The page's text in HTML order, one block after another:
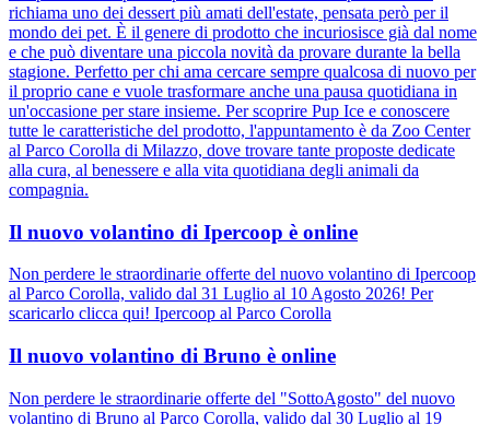
richiama uno dei dessert più amati dell'estate, pensata però per il
mondo dei pet. È il genere di prodotto che incuriosisce già dal nome
e che può diventare una piccola novità da provare durante la bella
stagione. Perfetto per chi ama cercare sempre qualcosa di nuovo per
il proprio cane e vuole trasformare anche una pausa quotidiana in
un'occasione per stare insieme. Per scoprire Pup Ice e conoscere
tutte le caratteristiche del prodotto, l'appuntamento è da Zoo Center
al Parco Corolla di Milazzo, dove trovare tante proposte dedicate
alla cura, al benessere e alla vita quotidiana degli animali da
compagnia.
Il nuovo volantino di Ipercoop è online
Non perdere le straordinarie offerte del nuovo volantino di Ipercoop
al Parco Corolla, valido dal 31 Luglio al 10 Agosto 2026! Per
scaricarlo clicca qui! Ipercoop al Parco Corolla
Il nuovo volantino di Bruno è online
Non perdere le straordinarie offerte del "SottoAgosto" del nuovo
volantino di Bruno al Parco Corolla, valido dal 30 Luglio al 19